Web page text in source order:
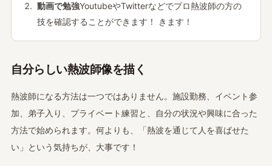
動画で勉強YoutubeやTwitterなどでプロ熱波師の方の
技を確認することができます！ きます！
自分らしい熱波師像を描く
熱波師になる方法は一つではありません。施設勤務、イベント参
加、弟子入り、プライベート練習と、自分の状況や興味に合った
方法で始められます。何よりも、「熱波を通じて人を喜ばせた
い」という気持ちが、大事です！